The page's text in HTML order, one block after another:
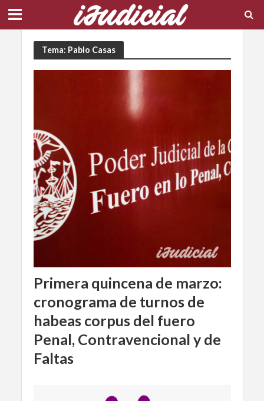
Tema: Pablo Casas
Primera quincena de marzo:
cronograma de turnos de
habeas corpus del fuero
Penal, Contravencional y de
Faltas